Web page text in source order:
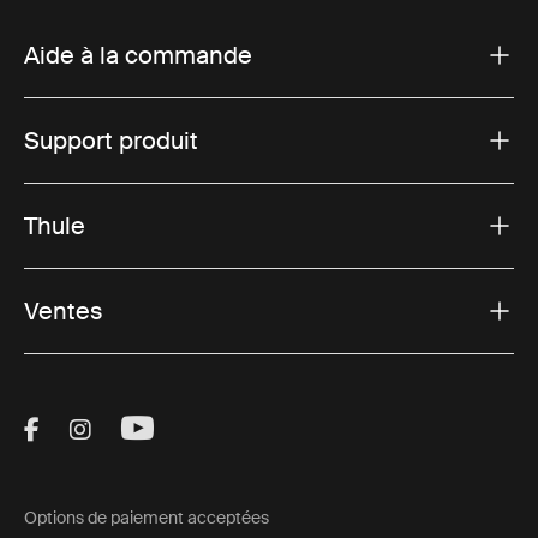
Aide à la commande
Support produit
Thule
Ventes
Visit Thule on Facebook (external link)
Visit Thule on Instagram (external link)
Visit Thule on Youtube (external
Options de paiement acceptées